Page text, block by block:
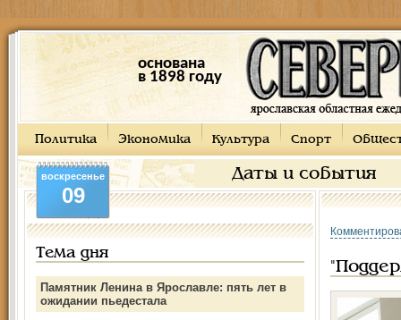
основана
в 1898 году
Политика Экономика Культура Спорт
Даты и события
воскресенье
09
Тема дня
Памятник Ленина в Ярославле: пять лет в
ожидании пьедестала